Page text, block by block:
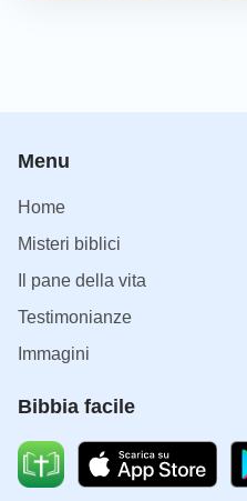
Menu
Home
Misteri biblici
Il pane della vita
Testimonianze
Immagini
Bibbia facile